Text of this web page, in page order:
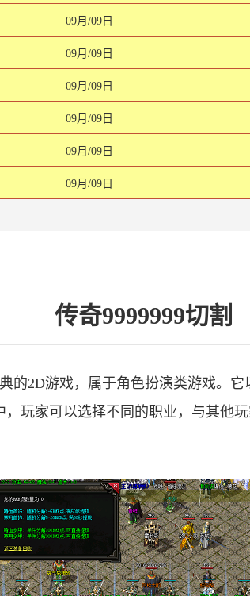
09月/09日
09月/09日
09月/09日
09月/09日
09月/09日
09月/09日
传奇9999999切割
的2D游戏，属于角色扮演类游戏。
，玩家可以选择不同的职业，与其他